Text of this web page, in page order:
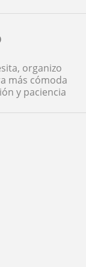
organizo
más cómoda
y paciencia